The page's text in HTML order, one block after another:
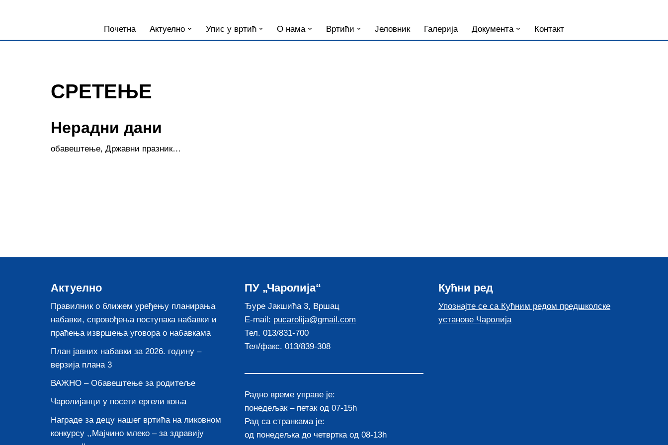
na
Почетна Актуелно Упис у вртић О нама Вртићи Јеловник Галерија Документа Контакт
СРЕТЕЊЕ
Нерадни дани
обавештење, Државни празник…
Актуелно
Правилник о ближем уређењу планирања
набавки, спровођења поступака набавки и
праћења извршења уговора о набавкама
План јавних набавки за 2026. годину –
верзија плана 3
ВАЖНО – Обавештење за родитеље
Чаролијанци у посети ергели коња
Награде за децу нашег вртића на ликовном
конкурсу ,,Мајчино млеко – за здравију
ПУ „Чаролија“
Ђуре Јакшића 3, Вршац
E-mail: pucarolija@gmail.com
Тел. 013/831-700
Тел/факс. 013/839-308
Радно време управе је:
понедељак – петак од 07-15h
Рад са странкама је:
од понедељка до четвртка од 08-13h
Кућни ред
Упознајте се са Кућним редом предшколске
установе Чаролија